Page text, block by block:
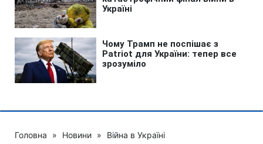
Головна » Новини » Війна в Україні